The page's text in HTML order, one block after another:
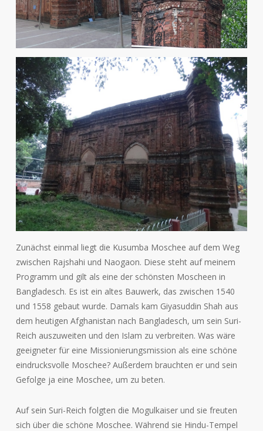
Zunächst einmal liegt die Kusumba Moschee auf dem Weg
zwischen Rajshahi und Naogaon. Diese steht auf meinem
Programm und gilt als eine der schönsten Moscheen in
Bangladesch. Es ist ein altes Bauwerk, das zwischen 1540
und 1558 gebaut wurde. Damals kam Giyasuddin Shah aus
dem heutigen Afghanistan nach Bangladesch, um sein Suri-
Reich auszuweiten und den Islam zu verbreiten. Was wäre
geeigneter für eine Missionierungsmission als eine schöne
eindrucksvolle Moschee? Außerdem brauchten er und sein
Gefolge ja eine Moschee, um zu beten.
Auf sein Suri-Reich folgten die Mogulkaiser und sie freuten
sich über die schöne Moschee. Während sie Hindu-Tempel